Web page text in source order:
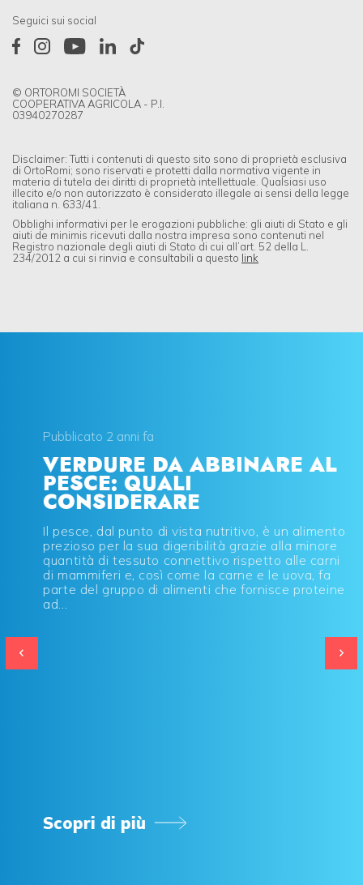
Seguici sui social
© ORTOROMI SOCIETÀ
COOPERATIVA AGRICOLA - P.I.
03940270287
Disclaimer: Tutti i contenuti di questo sito sono di proprietà esclusiva
di OrtoRomi; sono riservati e protetti dalla normativa vigente in
materia di tutela dei diritti di proprietà intellettuale. Qualsiasi uso
illecito e/o non autorizzato è considerato illegale ai sensi della legge
italiana n. 633/41.
Obblighi informativi per le erogazioni pubbliche: gli aiuti di Stato e gli
aiuti de minimis ricevuti dalla nostra impresa sono contenuti nel
Registro nazionale degli aiuti di Stato di cui all’art. 52 della L.
234/2012 a cui si rinvia e consultabili a questo link
Pubblicato 2 anni fa
VERDURE DA ABBINARE AL
PESCE: QUALI
CONSIDERARE
Il pesce, dal punto di vista nutritivo, è un alimento
prezioso per la sua digeribilità grazie alla minore
quantità di tessuto connettivo rispetto alle carni
di mammiferi e, così come la carne e le uova, fa
parte del gruppo di alimenti che fornisce proteine
ad...
Scopri di più